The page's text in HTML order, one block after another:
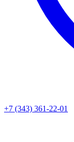
+7 (343) 361-22-01